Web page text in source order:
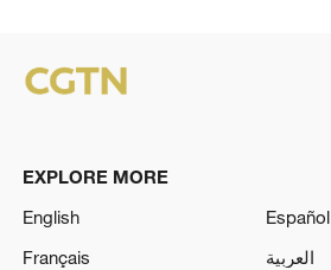
EXPLORE MORE
English
Español
Français
العربية